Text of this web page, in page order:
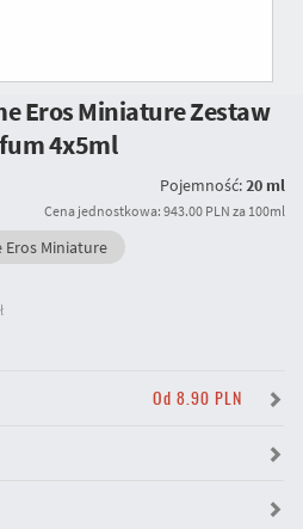
Eros Miniature Zestaw
4x5ml
Pojemność:20 ml
Cena jednostkowa: 943.00 PLN za 100ml
Eros Miniature
Od 8.90 PLN